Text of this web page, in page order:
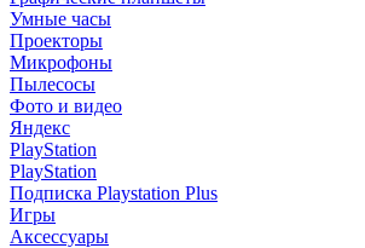
Умные часы
Проекторы
Микрофоны
Пылесосы
Фото и видео
Яндекс
PlayStation
PlayStation
Подписка Playstation Plus
Игры
Аксессуары